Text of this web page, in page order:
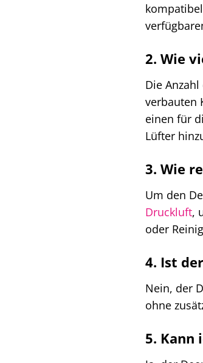
2. Wie
Die
verbauten
einen für
Lüfter
3. Wie
Um den
Druckluft,
oder
4. Ist
Nein, der
ohne
5. Kann